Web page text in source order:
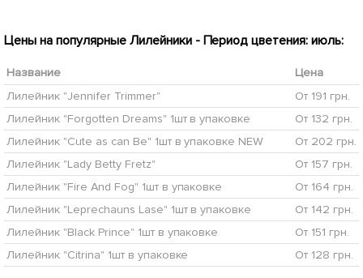
Цены на популярные Лилейники - Период цветения: июль:
Название
Цена
Лилейник "Jennifer Trimmer"
От 191 грн.
Лилейник "Forgotten Dreams" 1шт в упаковке
От 132 грн.
Лилейник "Cute as can Be" 1шт в упаковке NEW
От 202 грн.
Лилейник "Lady Betty Fretz"
От 157 грн.
Лилейник "Fire And Fog" 1шт в упаковке
От 164 грн.
Лилейник "Leprechauns Lase" 1шт в упаковке
От 142 грн.
Лилейник "Black Prince" 1шт в упаковке
От 151 грн.
Лилейник "Citrina" 1шт в упаковке
От 128 грн.